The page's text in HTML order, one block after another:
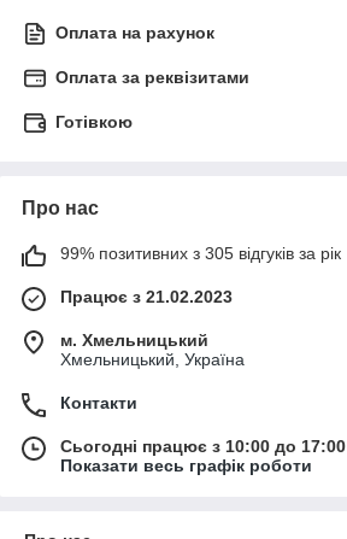
Оплата на рахунок
Оплата за реквізитами
Готівкою
Про нас
99% позитивних з 305 відгуків за рік
Працює з 21.02.2023
м. Хмельницький
Хмельницький, Україна
Контакти
Сьогодні працює з 10:00 до 17:00
Показати весь графік роботи